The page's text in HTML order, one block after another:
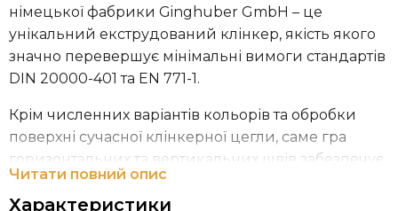
німецької фабрики Ginghuber GmbH – це
унікальний екструдований клінкер, якість якого
значно перевершує мінімальні вимоги стандартів
DIN 20000-401 та EN 771-1.
Крім численних варіантів кольорів та обробки
поверхні сучасної клінкерної цегли, саме гра
горизонтальних та вертикальних швів забезпечує
широкі можливості для дизайну. Варіанти з
виступаючими та поглибленими цеглинами
Читати повний опис
Характеристики